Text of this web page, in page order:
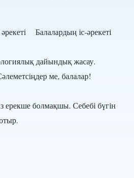
Балалардың іс-әрекеті
дайындық жасау.
ме, балалар!
ерекше болмақшы. Себебі бүгін